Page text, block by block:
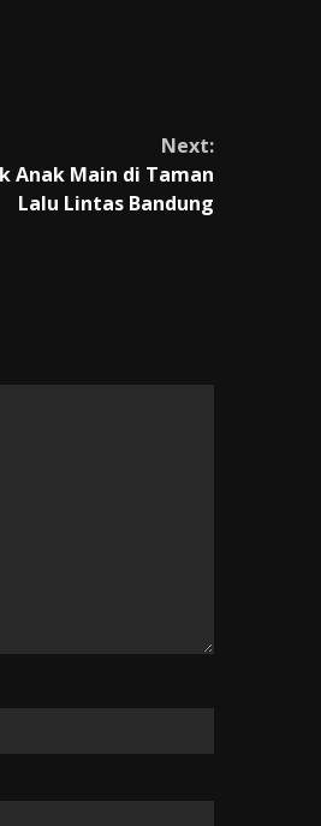
Next:
Anak Main di Taman
Lalu Lintas Bandung